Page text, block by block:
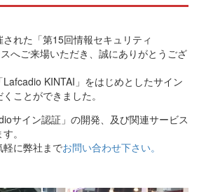
れた「第15回情報セキュリティ
へご来場いただき、誠にありがとうござ
KINTAI」をはじめとしたサイン
ことができました。
サイン認証」の開発、及び関連サービス
。
軽に弊社までお問い合わせ下さい。